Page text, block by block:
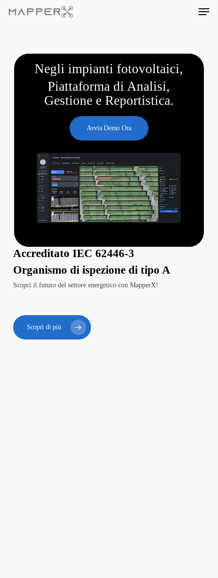
Menu
Negli impianti fotovoltaici,
Piattaforma di Analisi,
Gestione e Reportistica.
Avvia Demo Ora
Accreditato IEC 62446-3
Organismo di ispezione di tipo A
Scopri il futuro del settore energetico con MapperX!
Scopri di più